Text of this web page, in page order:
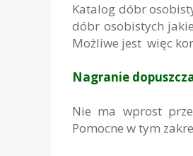
Katalog dóbr
dóbr osobistych
Możliwe jest więc
Nagranie
Nie ma wprost
Pomocne w tym